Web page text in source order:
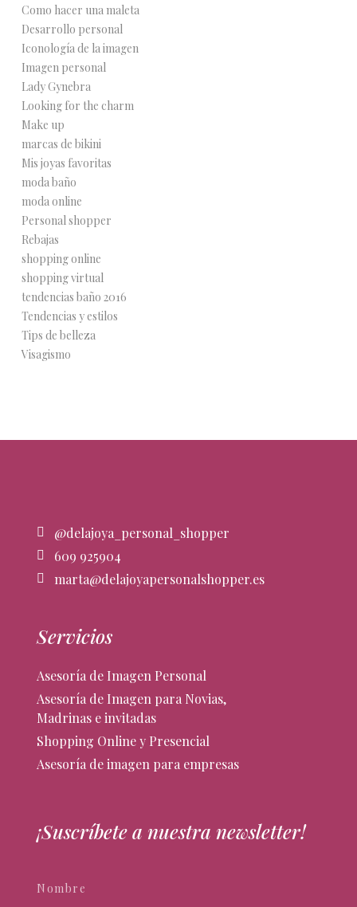
Como hacer una maleta
Desarrollo personal
Iconología de la imagen
Imagen personal
Lady Gynebra
Looking for the charm
Make up
marcas de bikini
Mis joyas favoritas
moda baño
moda online
Personal shopper
Rebajas
shopping online
shopping virtual
tendencias baño 2016
Tendencias y estilos
Tips de belleza
Visagismo
@delajoya_personal_shopper
609 925904
marta@delajoyapersonalshopper.es
Servicios
Asesoría de Imagen Personal
Asesoría de Imagen para Novias,
Madrinas e invitadas
Shopping Online y Presencial
Asesoría de imagen para empresas
¡Suscríbete a nuestra newsletter!
eres